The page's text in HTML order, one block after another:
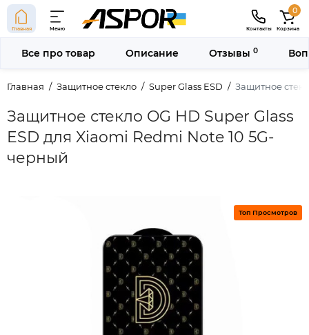
Главная Меню Контакты
0
Корзина
Главная Защитное стекло Super Glass ESD Защитное
Защитное стекло OG HD Super Glass
ESD для Xiaomi Redmi Note 10 5G-
черный
Все про товар Описание Отзывы 0
Топ Просмотров